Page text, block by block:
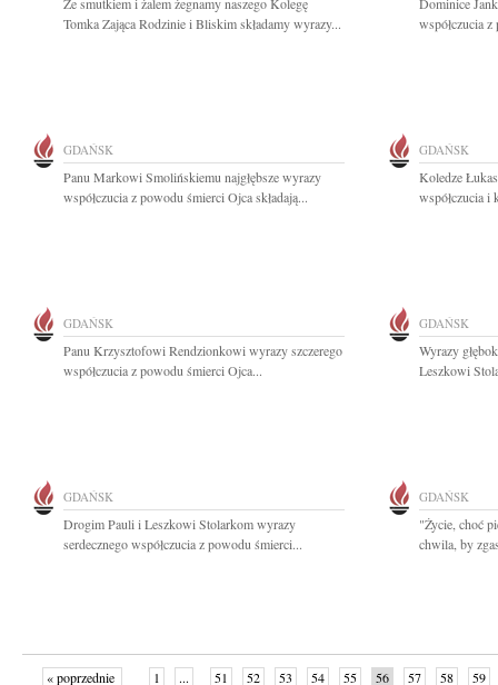
Tomka Zająca Rodzinie i Bliskim składamy wyrazy...
współczucia
GDAŃSK
Panu Markowi Smolińskiemu najgłębsze wyrazy
współczucia z powodu śmierci Ojca składają...
GDAŃSK
Koledze
współczucia i
GDAŃSK
Panu Krzysztofowi Rendzionkowi wyrazy szczerego
współczucia z powodu śmierci Ojca...
GDAŃSK
Wyrazy
Leszkowi
GDAŃSK
Drogim Pauli i Leszkowi Stolarkom wyrazy
serdecznego współczucia z powodu śmierci...
GDAŃSK
"Życie, choć
chwila, by
« poprzednie 1 ... 51 52 53 54 55 56 57 58 59